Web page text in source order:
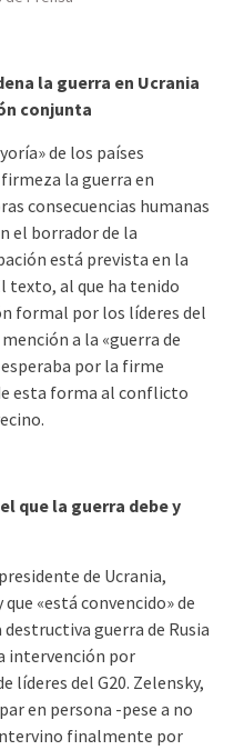
la guerra en Ucrania
conjunta
de los países
la guerra en
consecuencias humanas
el borrador de la
está prevista en la
texto, al que ha tenido
formal por los líderes del
a la «guerra de
por la firme
esta forma al conflicto
que la guerra debe y
de Ucrania,
«está convencido» de
guerra de Rusia
intervención por
líderes del G20. Zelensky,
en persona -pese a no
finalmente por